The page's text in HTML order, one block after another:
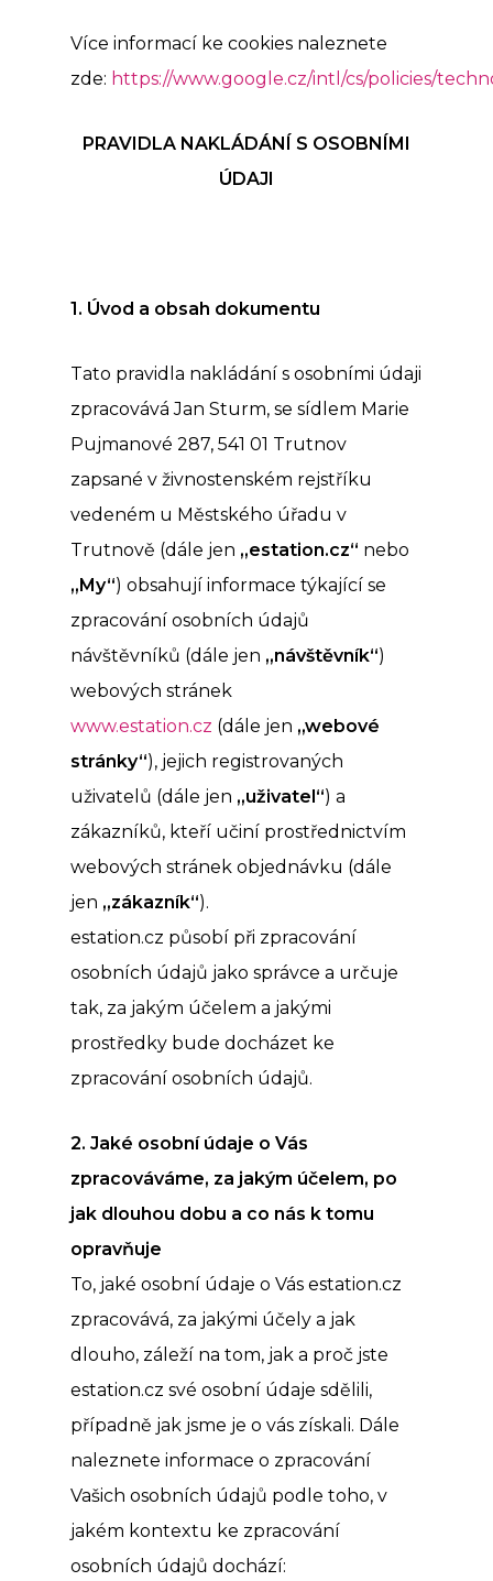
Více informací ke cookies naleznete
zde: https://www.google.cz/intl/cs/policies/
PRAVIDLA NAKLÁDÁNÍ S OSOBNÍMI
ÚDAJI
1. Úvod a obsah dokumentu
Tato pravidla nakládání s osobními údaji
zpracovává Jan Sturm, se sídlem Marie
Pujmanové 287, 541 01 Trutnov
zapsané v živnostenském rejstříku
vedeném u Městského úřadu v
Trutnově (dále jen „estation.cz“ nebo
„My“) obsahují informace týkající se
zpracování osobních údajů
návštěvníků (dále jen „návštěvník“)
webových stránek
www.estation.cz (dále jen „webové
stránky“), jejich registrovaných
uživatelů (dále jen „uživatel“) a
zákazníků, kteří učiní prostřednictvím
webových stránek objednávku (dále
jen „zákazník“).
estation.cz působí při zpracování
osobních údajů jako správce a určuje
tak, za jakým účelem a jakými
prostředky bude docházet ke
zpracování osobních údajů.
2. Jaké osobní údaje o Vás
zpracováváme, za jakým účelem, po
jak dlouhou dobu a co nás k tomu
opravňuje
To, jaké osobní údaje o Vás estation.cz
zpracovává, za jakými účely a jak
dlouho, záleží na tom, jak a proč jste
estation.cz své osobní údaje sdělili,
případně jak jsme je o vás získali. Dále
naleznete informace o zpracování
Vašich osobních údajů podle toho, v
jakém kontextu ke zpracování
osobních údajů dochází: